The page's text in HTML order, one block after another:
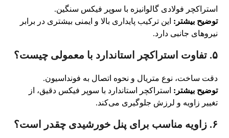
استراکچر فولادی گالوانیزه با سوپر فیکس سنگین.
توضیح بیشتر: این ترکیب پایداری بالا و ایمنی بیشتری در برابر
نیروهای جانبی دارد.
۵. تفاوت استراکچر استاندارد با معمولی چیست؟
دقت ساخت، نوع متریال و نحوه اتصال به فونداسیون.
توضیح بیشتر: استراکچر استاندارد با سوپر فیکس دقیق، از
تغییر زاویه و لرزش جلوگیری می‌کند.
۶. زاویه مناسب برای پنل خورشیدی چقدر است؟